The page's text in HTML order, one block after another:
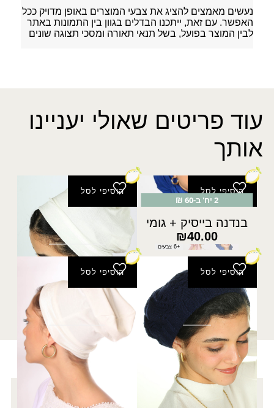
נעשים מאמצים להציג את צבעי המוצרים באופן מדויק ככל
האפשר. עם זאת, ייתכנו הבדלים בגוון בין התמונות באתר
לבין המוצר בפועל, בשל תנאי תאורה ומסכי תצוגה שונים
עוד פריטים שאולי יעניינו
אותך
2 יח' ב-60 ₪
הוסיפי לסל
בנדנה בייסיק + גומי
₪40.00
+6 צבעים
הוסיפי לסל
סנוד פס קטיפה
₪
18.00
הוסיפי לסל
ברט לידור
₪30.00
הוסיפי לסל
סנוד ארוך פס קטיפה
רוצה להתעדכן לפני כולן?